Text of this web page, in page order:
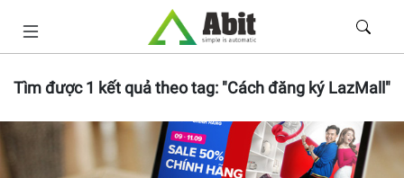
Tìm được1 kết quả theo tag: "Cách đăng ký LazMall"